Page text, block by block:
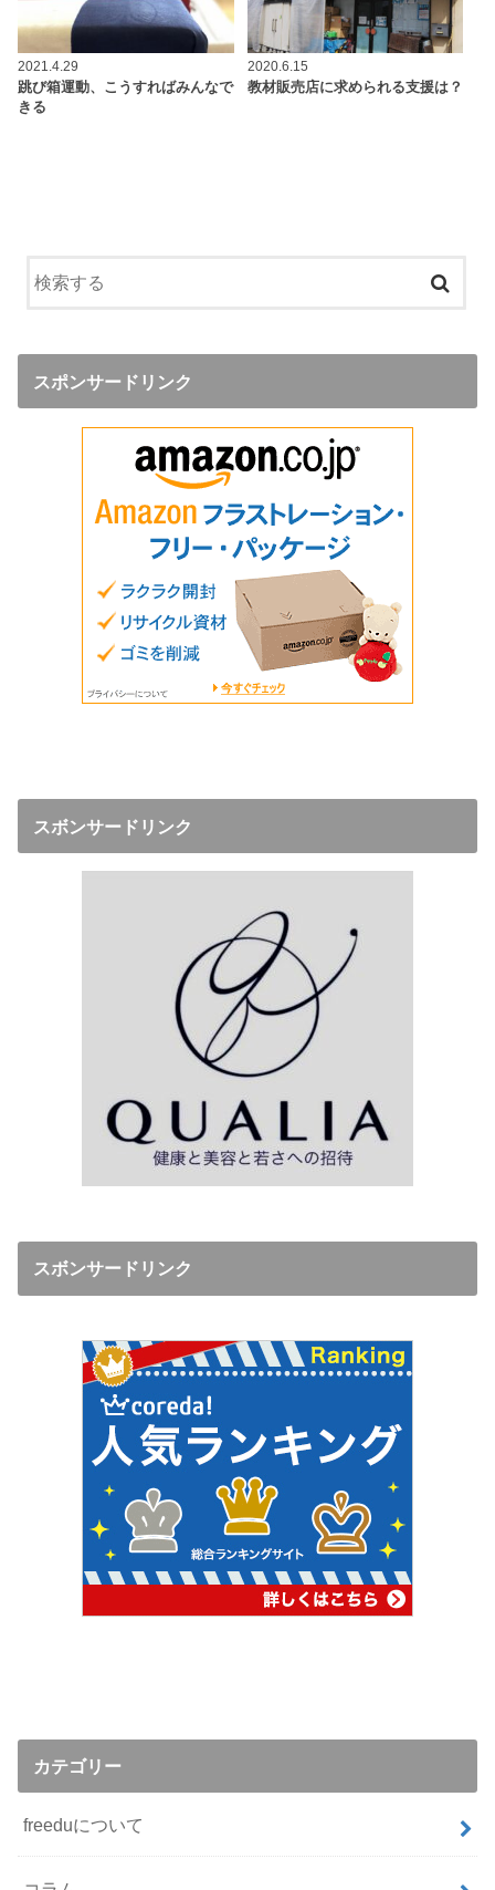
2021.4.29
跳び箱運動、こうすればみんなで
きる
2020.6.15
教材販売店に求められる支援は？
スポンサードリンク
スボンサードリンク
スボンサードリンク
カテゴリー
freeduについて